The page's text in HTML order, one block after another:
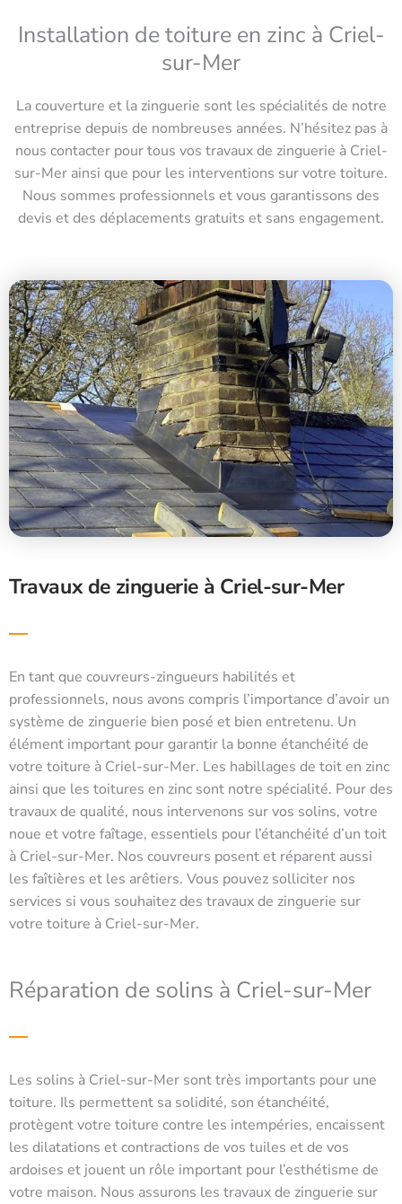
Installation de toiture en zinc à Criel-
sur-Mer
La couverture et la zinguerie sont les spécialités de notre
entreprise depuis de nombreuses années. N’hésitez pas à
nous contacter pour tous vos travaux de zinguerie à Criel-
sur-Mer ainsi que pour les interventions sur votre toiture.
Nous sommes professionnels et vous garantissons des
devis et des déplacements gratuits et sans engagement.
Travaux de zinguerie à Criel-sur-Mer
En tant que couvreurs-zingueurs habilités et
professionnels, nous avons compris l’importance d’avoir un
système de zinguerie bien posé et bien entretenu. Un
élément important pour garantir la bonne étanchéité de
votre toiture à Criel-sur-Mer. Les habillages de toit en zinc
ainsi que les toitures en zinc sont notre spécialité. Pour des
travaux de qualité, nous intervenons sur vos solins, votre
noue et votre faîtage, essentiels pour l’étanchéité d’un toit
à Criel-sur-Mer. Nos couvreurs posent et réparent aussi
les faîtières et les arêtiers. Vous pouvez solliciter nos
services si vous souhaitez des travaux de zinguerie sur
votre toiture à Criel-sur-Mer.
Réparation de solins à Criel-sur-Mer
Les solins à Criel-sur-Mer sont très importants pour une
toiture. Ils permettent sa solidité, son étanchéité,
protègent votre toiture contre les intempéries, encaissent
les dilatations et contractions de vos tuiles et de vos
ardoises et jouent un rôle important pour l’esthétisme de
votre maison. Nous assurons les travaux de zinguerie sur